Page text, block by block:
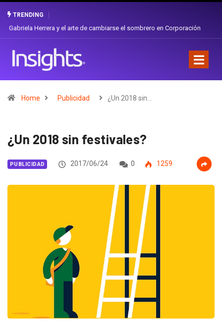
TRENDING
Gabriela Herrera y el arte de cambiarse el sombrero en Corporación
Home Publicidad ¿Un 2018 sin…
¿Un 2018 sin festivales?
PUBLICIDAD 2017/06/24 0 1259